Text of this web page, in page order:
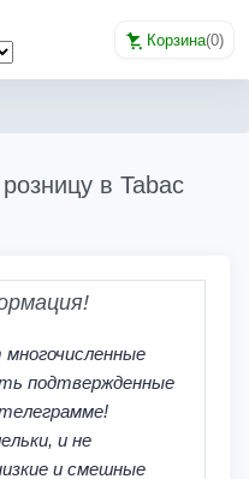
Корзина(0)
в Tabac
подтвержденные
и не
и смешные